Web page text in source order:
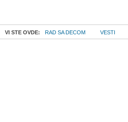
VI STE OVDE: RAD SA DECOM VESTI